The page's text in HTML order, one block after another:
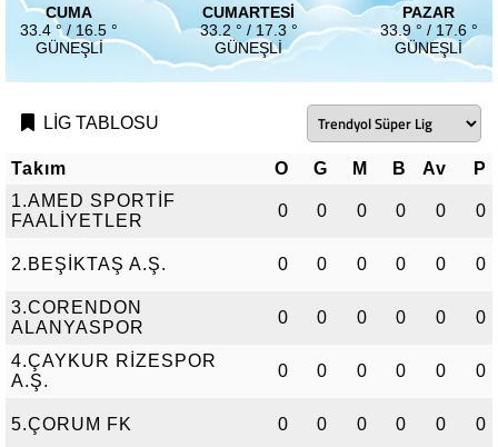
CUMA
33.4 ° / 16.5 °
GÜNEŞLI
CUMARTESI
33.2 ° / 17.3 °
GÜNEŞLI
PAZAR
33.9 ° / 17.6 °
GÜNEŞLI
LİG TABLOSU
Takım O G M B Av
P
1.AMED SPORTİF
FAALİYETLER
0 0 0 0 0 0
2.BEŞİKTAŞ A.Ş. 0 0 0 0 0 0
3.CORENDON
ALANYASPOR
0 0 0 0 0 0
4.ÇAYKUR RİZESPOR
A.Ş.
0 0 0 0 0 0
5.ÇORUM FK 0 0 0 0 0 0